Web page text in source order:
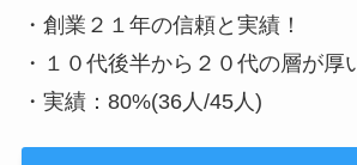
・創業２１年の信頼と実績！
・１０代後半から２０代の層が厚
・実績：80%(36人/45人)